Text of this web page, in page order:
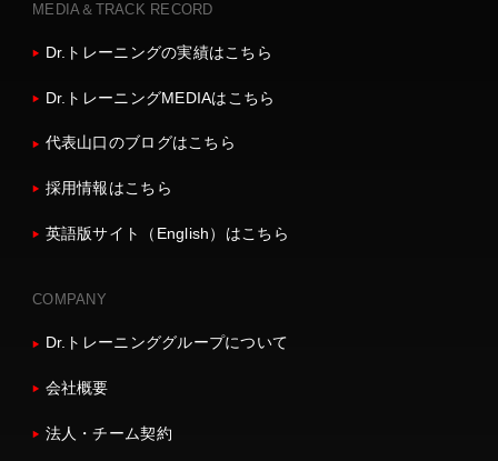
MEDIA＆TRACK RECORD
Dr.トレーニングの実績はこちら
Dr.トレーニングMEDIAはこちら
代表山口のブログはこちら
採用情報はこちら
英語版サイト（English）はこちら
COMPANY
Dr.トレーニンググループについて
会社概要
法人・チーム契約